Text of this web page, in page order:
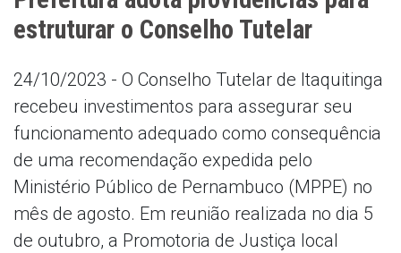
estruturar o Conselho Tutelar
24/10/2023 - O Conselho Tutelar de Itaquitinga
recebeu investimentos para assegurar seu
funcionamento adequado como consequência
de uma recomendação expedida pelo
Ministério Público de Pernambuco (MPPE) no
mês de agosto. Em reunião realizada no dia 5
de outubro, a Promotoria de Justiça local